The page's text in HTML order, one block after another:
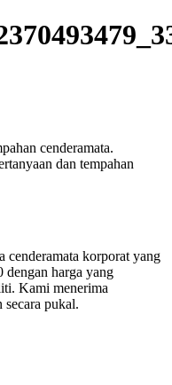
cenderamata.
dan tempahan
cenderamata korporat yang
dengan harga yang
Kami menerima
secara pukal.